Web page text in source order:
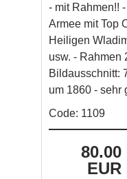
- mit Rahmen!!
Armee mit Top
Heiligen
usw. - Rahmen
Bildausschnitt:
um 1860 - sehr
Code: 1109
80.00
EUR